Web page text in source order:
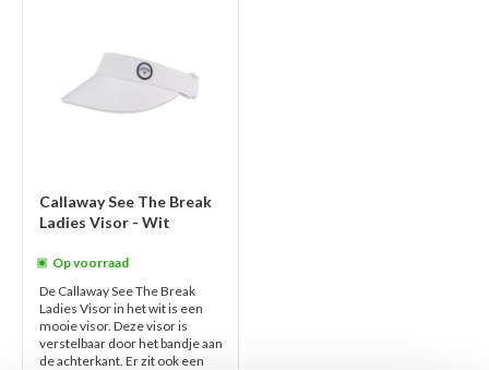
Callaway See The Break
Ladies Visor - Wit
Op voorraad
De Callaway See The Break
Ladies Visor in het wit is een
mooie visor. Deze visor is
verstelbaar door het bandje aan
de achterkant. Er zit ook een